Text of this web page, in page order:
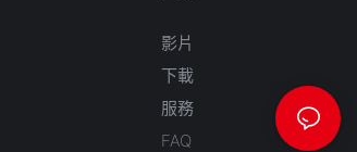
影片
下載
服務
FAQ